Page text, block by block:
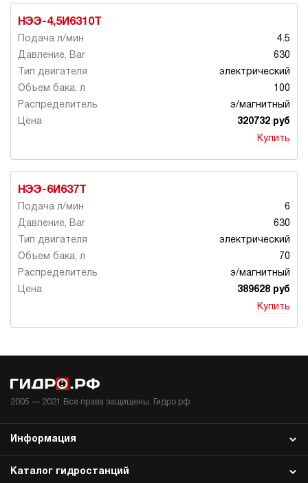
НЭЭ-4,5И6310Т
4.5
630
электрический
100
э/магнитный
320732 руб
Купить
НЭЭ-6И637Т
6
630
электрический
70
э/магнитный
389628 руб
Купить
2005 — 2021 Все права защищены. Гидро.рф
Каталог гидростанций
Информация